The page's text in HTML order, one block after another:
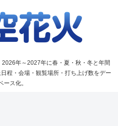
年～2027年に春・夏・秋・冬と年間
程・会場・観覧場所・打ち上げ数をデー
ース化。